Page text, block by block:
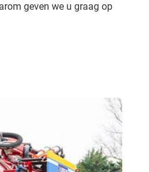
geven we u graag op